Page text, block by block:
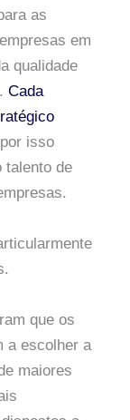
as
em
qualidade
Cada
isso
talento de
que os
a escolher a
maiores